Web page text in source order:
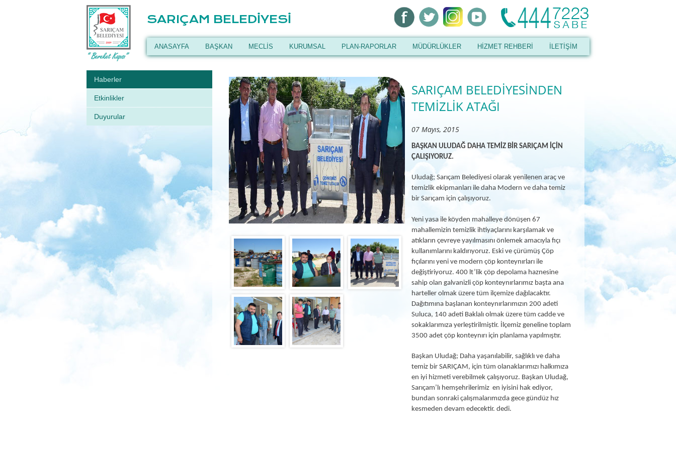
SARIÇAM BELEDİYESİ
ANASAYFA BAŞKAN MECLİS KURUMSAL PLAN-RAPORLAR MÜDÜRLÜKLER HİZMET REHBERİ İLETİŞİM
Haberler
Etkinlikler
Duyurular
SARIÇAM BELEDİYESİNDEN
TEMİZLİK ATAĞI
07 Mayıs, 2015
BAŞKAN ULUDAĞ DAHA TEMİZ BİR SARIÇAM İÇİN
ÇALIŞIYORUZ.
Uludağ; Sarıçam Belediyesi olarak yenilenen araç ve
temizlik ekipmanları ile daha Modern ve daha temiz
bir Sarıçam için çalışıyoruz.
Yeni yasa ile köyden mahalleye dönüşen 67
mahallemizin temizlik ihtiyaçlarını karşılamak ve
atıkların çevreye yayılmasını önlemek amacıyla fıçı
kullanımlarını kaldırıyoruz. Eski ve çürümüş Çöp
fıçılarını yeni ve modern çöp konteynırları ile
değiştiriyoruz. 400 lt’lik çöp depolama haznesine
sahip olan galvanizli çöp konteynırlarımız başta ana
harteller olmak üzere tüm ilçemize dağılacaktır.
Dağıtımına başlanan konteynırlarımızın 200 adeti
Suluca, 140 adeti Baklalı olmak üzere tüm cadde ve
sokaklarımıza yerleştirilmiştir. İlçemiz geneline toplam
3500 adet çöp konteynırı için planlama yapılmıştır.
Başkan Uludağ; Daha yaşanılabilir, sağlıklı ve daha
temiz bir SARIÇAM, için tüm olanaklarımızı halkımıza
en iyi hizmeti verebilmek çalışıyoruz. Başkan Uludağ,
Sarıçam’lı hemşehrilerimiz en iyisini hak ediyor,
bundan sonraki çalışmalarımızda gece gündüz hız
kesmeden devam edecektir. dedi.